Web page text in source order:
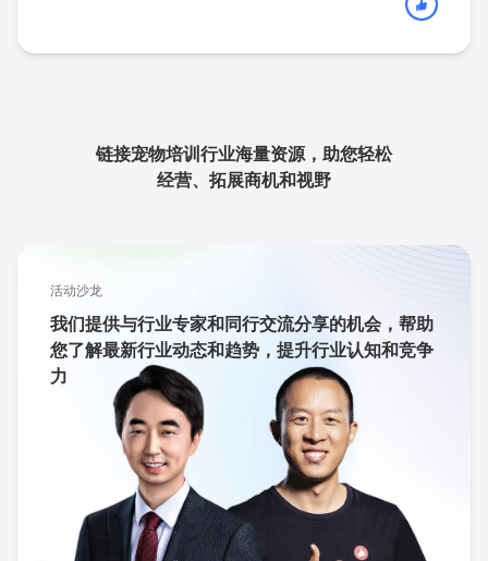
链接宠物培训行业海量资源，助您轻松
经营、拓展商机和视野
活动沙龙
我们提供与行业专家和同行交流分享的机会，帮助
您了解最新行业动态和趋势，提升行业认知和竞争
力